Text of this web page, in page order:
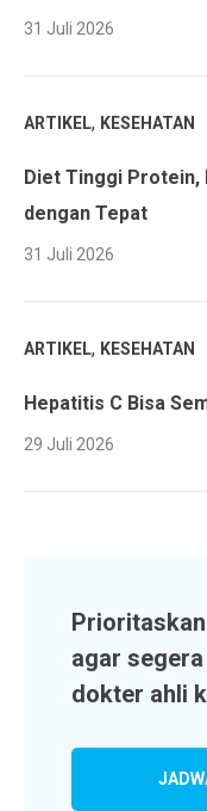
31 Juli 2026
ARTIKEL, KESEHATAN
Diet Tinggi Protein,
dengan Tepat
31 Juli 2026
ARTIKEL, KESEHATAN
Hepatitis C Bisa
29 Juli 2026
agar
dokter ahli